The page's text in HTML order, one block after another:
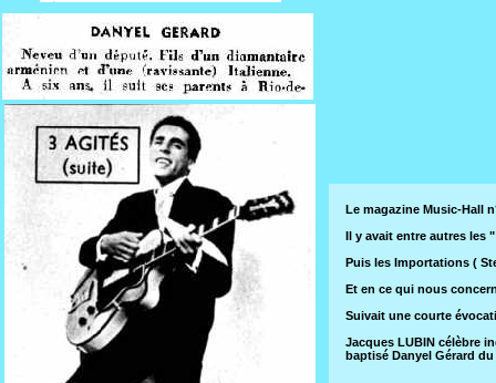
Le magazine Music-Hall
Il y avait entre autres les
Puis les Importations (
Et en ce qui nous
Suivait une courte
Jacques LUBIN célèbre
baptisé Danyel Gérard